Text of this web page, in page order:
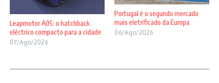
Leapmotor A05: o hatchback
eléctrico compacto para a cidade
07/Ago/2026
Portugal é o segundo mercado
mais eletrificado da Europa
06/Ago/2026